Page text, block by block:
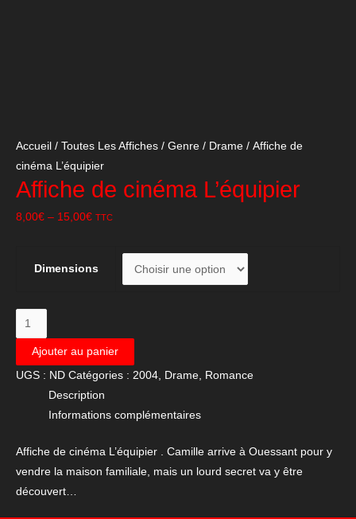
Accueil / Toutes Les Affiches / Genre / Drame / Affiche de
cinéma L’équipier
Affiche de cinéma L’équipier
8,00€ – 15,00€ TTC
Dimensions
quantité
de
Affiche
de
cinéma
L'équipier
Ajouter au panier
UGS : ND Catégories : 2004, Drame, Romance
Description
Informations complémentaires
Affiche de cinéma L’équipier . Camille arrive à Ouessant pour y
vendre la maison familiale, mais un lourd secret va y être
découvert…